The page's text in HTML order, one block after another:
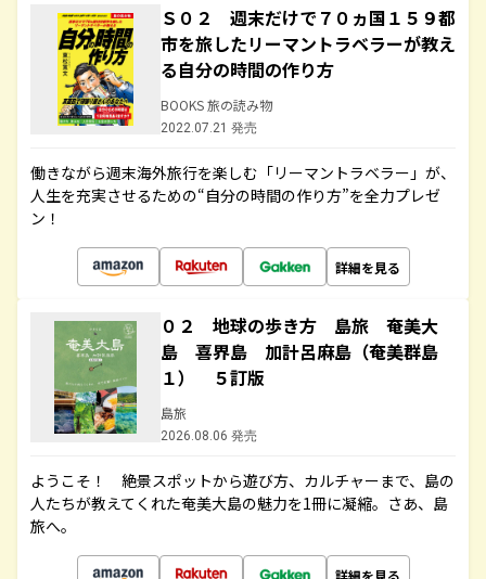
Ｓ０２ 週末だけで７０ヵ国１５９都
市を旅したリーマントラベラーが教え
る自分の時間の作り方
BOOKS 旅の読み物
2022.07.21 発売
働きながら週末海外旅行を楽しむ「リーマントラベラー」が、
人生を充実させるための“自分の時間の作り方”を全力プレゼ
ン！
詳細を見る
０２ 地球の歩き方 島旅 奄美大
島 喜界島 加計呂麻島（奄美群島
１） ５訂版
島旅
2026.08.06 発売
ようこそ！ 絶景スポットから遊び方、カルチャーまで、島の
人たちが教えてくれた奄美大島の魅力を1冊に凝縮。さあ、島
旅へ。
詳細を見る